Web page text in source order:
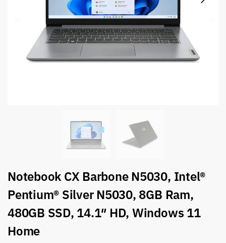
Notebook CX Barbone N5030, Intel®
Pentium® Silver N5030, 8GB Ram,
480GB SSD, 14.1″ HD, Windows 11
Home